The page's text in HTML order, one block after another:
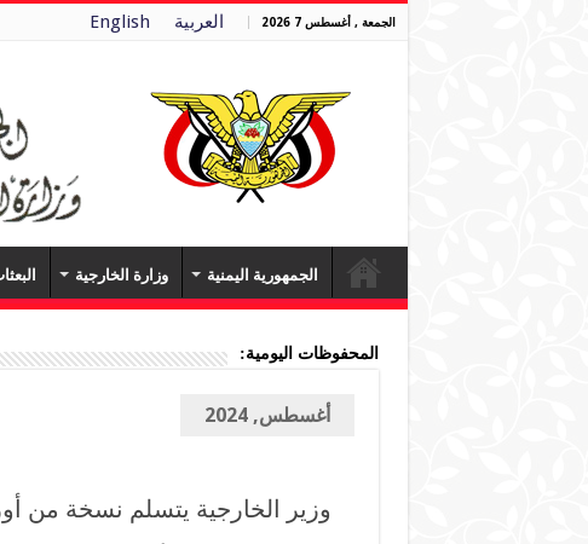
الجمعة , أغسطس 7 2026 العربية English
الجمهورية اليمنية وزارة الخارجية
المحفوظات اليومية:
أغسطس, 2024
وزير الخارجية يتسلم نسخة من